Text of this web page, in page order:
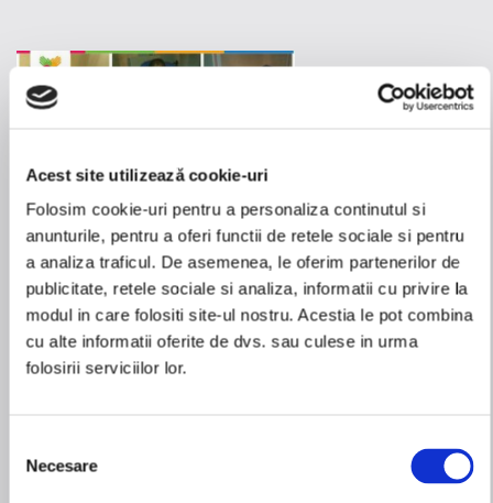
Acest site utilizează cookie-uri
Folosim cookie-uri pentru a personaliza continutul si
anunturile, pentru a oferi functii de retele sociale si pentru
a analiza traficul. De asemenea, le oferim partenerilor de
publicitate, retele sociale si analiza, informatii cu privire la
modul in care folositi site-ul nostru. Acestia le pot combina
cu alte informatii oferite de dvs. sau culese in urma
folosirii serviciilor lor.
consimțământului
Necesare